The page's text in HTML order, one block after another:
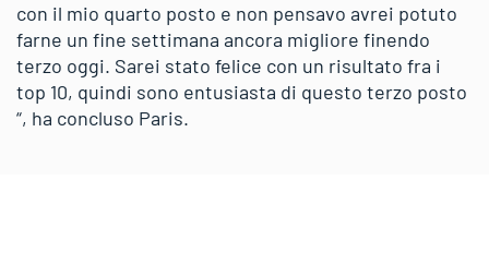
con il mio quarto posto e non pensavo avrei potuto
farne un fine settimana ancora migliore finendo
terzo oggi. Sarei stato felice con un risultato fra i
top 10, quindi sono entusiasta di questo terzo posto
“, ha concluso Paris.